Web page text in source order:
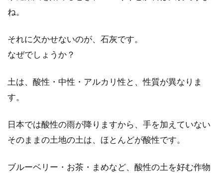
でしょう...
味噌作り体験がしたい！大阪で味噌
作りができる教室は？
日本人にとってお味噌汁は欠かせないものです
ね。
それに欠かせないのが、石灰です。
なぜでしょうか？
土は、酸性・中性・アルカリ性と、性質が異なりま
す。
日本では酸性の雨が降りますから、手を加えていない
そのままの土地の土は、ほとんどが酸性です。
ブルーベリー・お茶・まめなど、酸性の土を好む作物